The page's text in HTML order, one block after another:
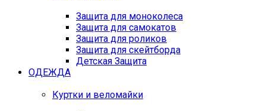
Защита для моноколеса
Защита для самокатов
Защита для роликов
Защита для скейтборда
Детская Защита
ОДЕЖДА
Куртки и веломайки